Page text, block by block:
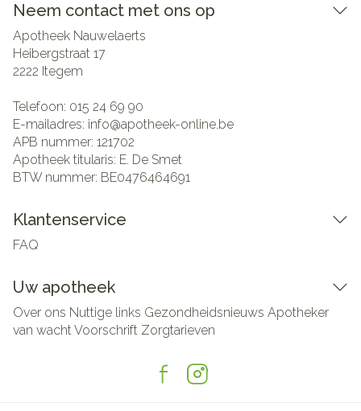
Neem contact met ons op
Apotheek Nauwelaerts
Heibergstraat 17
2222 Itegem
Telefoon: 015 24 69 90
E-mailadres: info@apotheek-online.be
APB nummer: 121702
Apotheek titularis: E. De Smet
BTW nummer: BE0476464691
Klantenservice
FAQ
Uw apotheek
Over ons Nuttige links Gezondheidsnieuws Apotheker
van wachtVoorschrift Zorgtarieven